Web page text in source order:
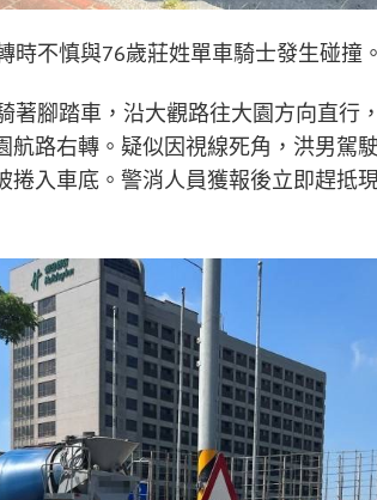
不慎與76歲莊姓單車騎士發生碰撞
著腳踏車，沿大觀路往大園方向直行
航路右轉。疑似因視線死角，洪男駕
捲入車底。警消人員獲報後立即趕抵